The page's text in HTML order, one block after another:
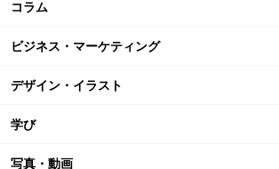
コラム
ビジネス・マーケティング
デザイン・イラスト
学び
写真・動画